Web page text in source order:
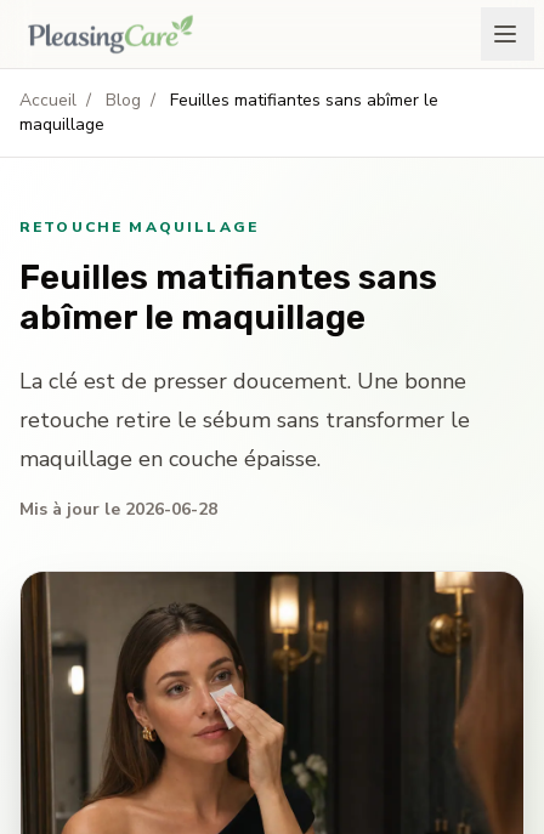
Accueil / Blog /
Feuilles matifiantes sans abîmer le
maquillage
RETOUCHE MAQUILLAGE
Feuilles matifiantes sans
abîmer le maquillage
La clé est de presser doucement. Une bonne
retouche retire le sébum sans transformer le
maquillage en couche épaisse.
Mis à jour le 2026-06-28